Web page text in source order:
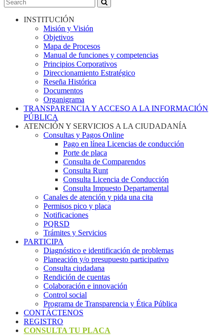
INSTITUCIÓN
Misión y Visión
Objetivos
Mapa de Procesos
Manual de funciones y competencias
Principios Corporativos
Direccionamiento Estratégico
Reseña Histórica
Documentos
Organigrama
TRANSPARENCIA Y ACCESO A LA INFORMACIÓN
PÚBLICA
ATENCIÓN Y SERVICIOS A LA CIUDADANÍA
Consultas y Pagos Online
Pago en línea Licencias de conducción
Porte de placa
Consulta de Comparendos
Consulta Runt
Consulta Licencia de Conducción
Consulta Impuesto Departamental
Canales de atención y pida una cita
Permisos pico y placa
Notificaciones
PQRSD
Trámites y Servicios
PARTICIPA
Diagnóstico e identificación de problemas
Planeación y/o presupuesto participativo​
Consulta ciudadana
Rendición de cuentas
Colaboración e innovación
Control social
Programa de Transparencia y Ética Pública
CONTÁCTENOS
REGISTRO
CONSULTA TU PLACA